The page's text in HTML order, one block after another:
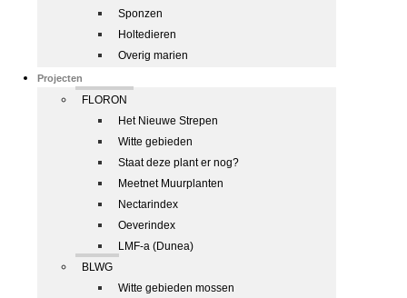
Sponzen
Holtedieren
Overig marien
Projecten
FLORON
Het Nieuwe Strepen
Witte gebieden
Staat deze plant er nog?
Meetnet Muurplanten
Nectarindex
Oeverindex
LMF-a (Dunea)
BLWG
Witte gebieden mossen